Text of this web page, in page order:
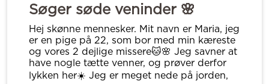
Søger søde veninder 🌸
Hej skønne mennesker. Mit navn er Maria, jeg
er en pige på 22, som bor med min kæreste
og vores 2 dejlige missere🐱🌸 Jeg savner at
have nogle tætte venner, og prøver derfor
lykken her☀️ Jeg er meget nede på jorden,